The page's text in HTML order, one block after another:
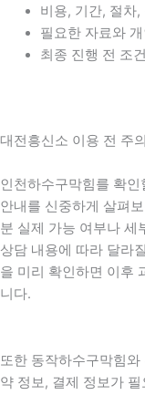
비용, 기간, 절차
필요한 자료와
최종 진행 전 조
대전흥신소 이용 전 주
인천하수구막힘를 확
안내를 신중하게 살펴
분 실제 가능 여부나 세
상담 내용에 따라 달라
을 미리 확인하면 이후
니다.
또한 동작하수구막힘와
약 정보, 결제 정보가